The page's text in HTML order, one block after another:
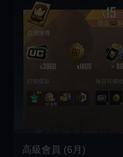
高級會員 (6月)